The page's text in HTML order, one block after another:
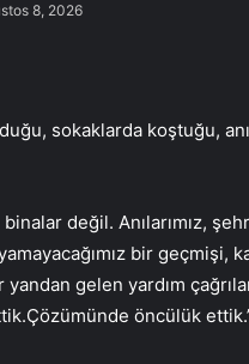
8, 2026
sokaklarda koştuğu,
değil. Anılarımız,
bir geçmişi,
gelen yardım
öncülük